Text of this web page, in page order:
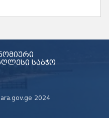
საბჭო
2024